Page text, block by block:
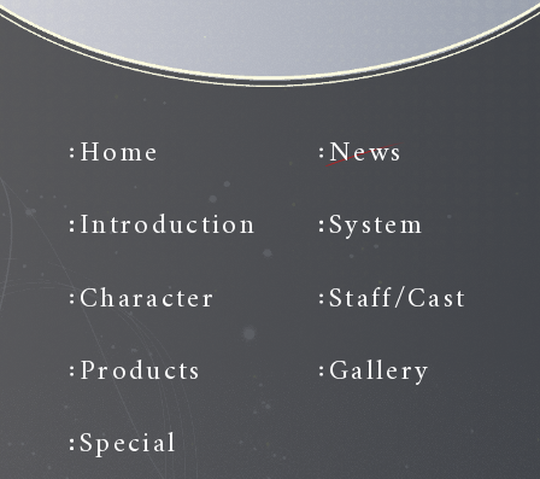
Home
News
Introduction
System
Character
Staff/Cast
Products
Gallery
Special